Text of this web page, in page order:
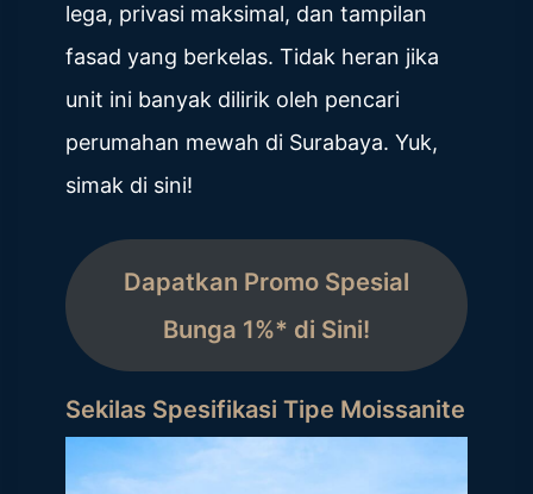
lega, privasi maksimal, dan tampilan
fasad yang berkelas. Tidak heran jika
unit ini banyak dilirik oleh pencari
perumahan mewah di Surabaya. Yuk,
simak di sini!
Dapatkan Promo Spesial
Bunga 1%* di Sini!
Sekilas Spesifikasi Tipe Moissanite